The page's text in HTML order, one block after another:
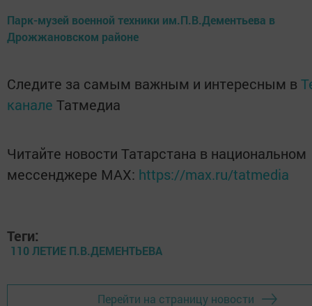
Парк-музей военной техники им.П.В.Дементьева в
Дрожжановском районе
Следите за самым важным и интересным в
канале Татмедиа
Читайте новости Татарстана в национальном
мессенджере MАХ: https://max.ru/tatmedia
Теги:
110 ЛЕТИЕ П.В.ДЕМЕНТЬЕВА
Перейти на страницу новости